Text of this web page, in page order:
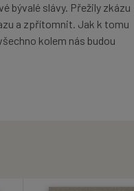
bývalé slávy. Přežily zkázu
a zpřítomnit. Jak k tomu
kolem nás budou